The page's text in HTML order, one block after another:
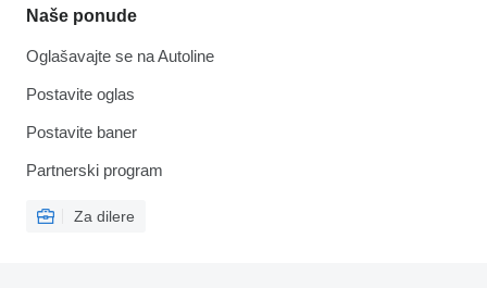
Naše ponude
Oglašavajte se na Autoline
Postavite oglas
Postavite baner
Partnerski program
Za dilere